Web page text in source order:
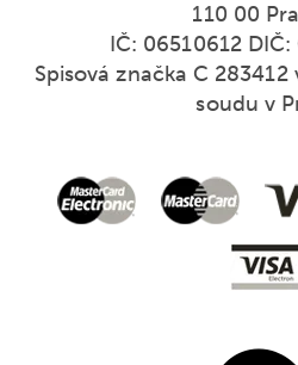
110 00
IČ: 06510612
Spisová značka C
soudu v